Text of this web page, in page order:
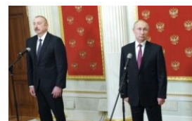
ՏԱՐԱԾԱՇՐՋԱՆ
ՄԻՋԱԶԳԱՅԻՆ
ՄՇԱԿՈՒՅԹ
ՍՊՈՐՏ